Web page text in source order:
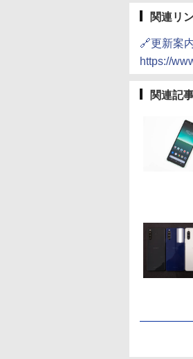
関連リ
🔗更新案
https://
関連記